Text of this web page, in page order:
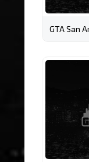
GTA San